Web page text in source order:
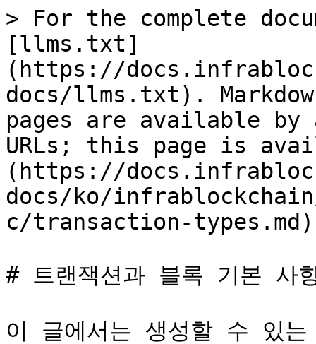
> For the complete
[llms.txt]
(https://
docs/llms.txt).
pages are available by
URLs; this page is
(https://
docs/ko/
c/transaction-
# 트랜잭션과 블록 기본 사
이 글에서는 생성할 수 있